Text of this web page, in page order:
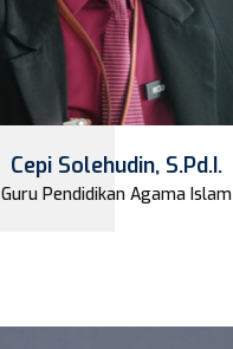
Cepi Solehudin, S.Pd.I.
Guru Pendidikan Agama Islam